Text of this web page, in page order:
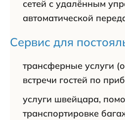
сетей с удалённым
автоматической
Сервис для
трансферные услуги
встречи гостей по
услуги швейцара,
транспортировке